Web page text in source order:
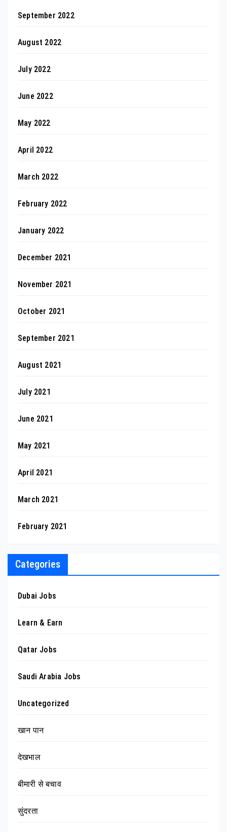
September 2022
August 2022
July 2022
June 2022
May 2022
April 2022
March 2022
February 2022
January 2022
December 2021
November 2021
October 2021
September 2021
August 2021
July 2021
June 2021
May 2021
April 2021
March 2021
February 2021
Categories
Dubai Jobs
Learn & Earn
Qatar Jobs
Saudi Arabia Jobs
Uncategorized
खान पान
देखभाल
बीमारी से बचाव
सुंदरता